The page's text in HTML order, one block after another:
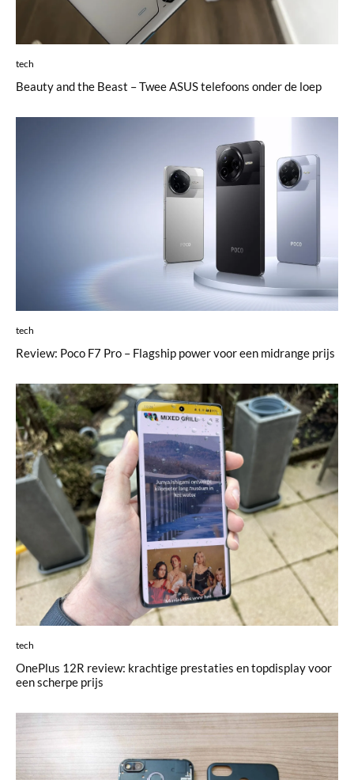
tech
Beauty and the Beast – Twee ASUS telefoons onder de loep
tech
Review: Poco F7 Pro – Flagship power voor een midrange prijs
tech
OnePlus 12R review: krachtige prestaties en topdisplay voor
een scherpe prijs